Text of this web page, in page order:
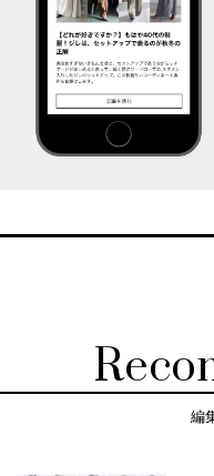
編